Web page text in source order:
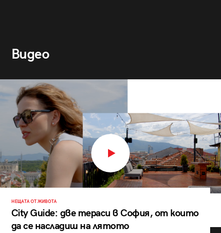
Видео
НЕЩАТА ОТ ЖИВОТА
City Guide: две тераси в София, от които
да се насладиш на лятото